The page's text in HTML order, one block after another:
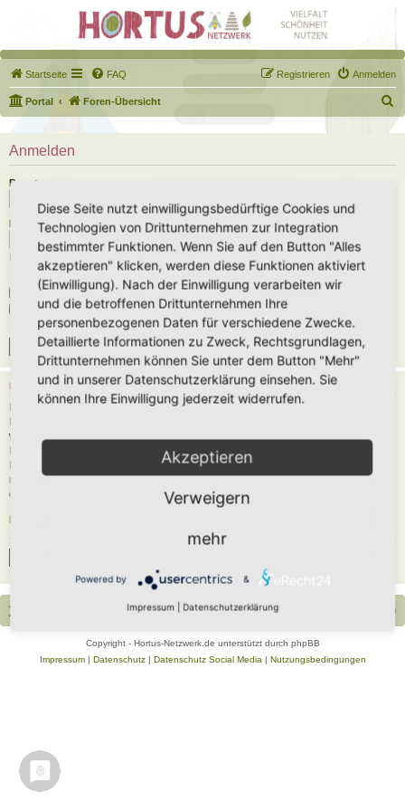
Startseite FAQ Anmelden
Registrieren
Portal Foren-Übersicht
u
h
Anmelden
Benutzername:
Passwort:
Ich habe mein Passwort vergessen
Angemeldet bleiben
Meinen Online-Status während dieser Sitzung verbergen
REGISTRIEREN
Du musst in diesem Forum registriert sein, um dich anmelden zu können. Die
weitere Funktionen zuzugreifen. Die Board-Administration kann registrierten
Benutzern auch zusätzliche Berechtigungen zuweisen. Beachte bitte unsere
Nutzungsbedingungen und die verwandten Regelungen, bevor du dich
registrierst. Bitte beachte auch die jeweiligen Forenregeln, wenn du dich in
diesem Board bewegst.
Foren-Übersicht Alle Zeiten sind UTC+02:00
Copyright - Hortus-Netzwerk.de unterstützt durch phpBB
Impressum| Datenschutz| Datenschutz Social Media Nutzungsbedingungen
Diese Seite nutzt einwilligungsbedürftige Cookies und
Technologien von Drittunternehmen zur Integration
bestimmter Funktionen. Wenn Sie auf den Button "Alles
akzeptieren" klicken, werden diese Funktionen aktiviert
(Einwilligung). Nach der Einwilligung verarbeiten wir
und die betroffenen Drittunternehmen Ihre
personenbezogenen Daten für verschiedene Zwecke.
Detaillierte Informationen zu Zweck, Rechtsgrundlagen,
Drittunternehmen können Sie unter dem Button "Mehr"
und in unserer Datenschutzerklärung einsehen. Sie
können Ihre Einwilligung jederzeit widerrufen.
Akzeptieren
Verweigern
mehr
Powered by &
Impressum Datenschutzerklärung